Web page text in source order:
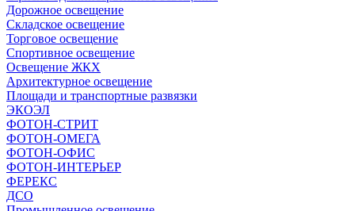
Дорожное освещение
Складское освещение
Торговое освещение
Спортивное освещение
Освещение ЖКХ
Архитектурное освещение
Площади и транспортные развязки
ЭКОЭЛ
ФОТОН-СТРИТ
ФОТОН-ОМЕГА
ФОТОН-ОФИС
ФОТОН-ИНТЕРЬЕР
ФЕРЕКС
ДСО